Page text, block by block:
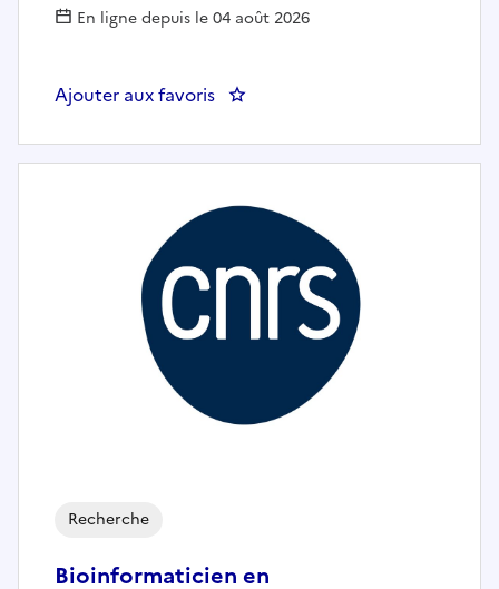
En ligne depuis le 04 août 2026
Ajouter aux favoris : Post-doctorant en génie
Bioinformaticien en
Recherche